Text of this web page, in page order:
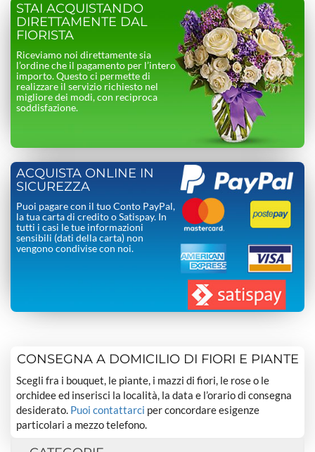
STAI ACQUISTANDO
DIRETTAMENTE DAL
FIORISTA
Riceviamo noi direttamente sia
l’ordine che il pagamento per l’intero
importo. Questo ci permette di
realizzare il servizio richiesto nel
migliore dei modi, con reciproca
soddisfazione.
ACQUISTA ONLINE IN
SICUREZZA
Puoi pagare con il tuo Conto PayPal,
la tua carta di credito o Satispay. In
tutti i casi le tue informazioni
sensibili (dati della carta) non
vengono condivise con noi.
CONSEGNA A DOMICILIO DI FIORI E PIANTE
Scegli fra i bouquet, le piante, i mazzi di fiori, le rose o le
orchidee ed inserisci la località, la data e l’orario di consegna
desiderato. Puoi contattarci per concordare esigenze
particolari a mezzo telefono.